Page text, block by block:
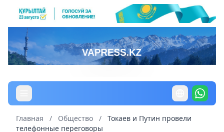
Главная / Общество /
Токаев и Путин провели
телефонные переговоры